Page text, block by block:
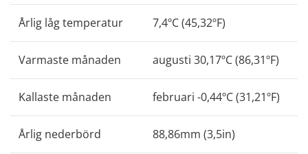
Årlig låg temperatur 7,4ºC (45,32ºF)
Varmaste månaden augusti 30,17ºC (86,31ºF)
Kallaste månaden februari -0,44ºC (31,21ºF)
Årlig nederbörd 88,86mm (3,5in)